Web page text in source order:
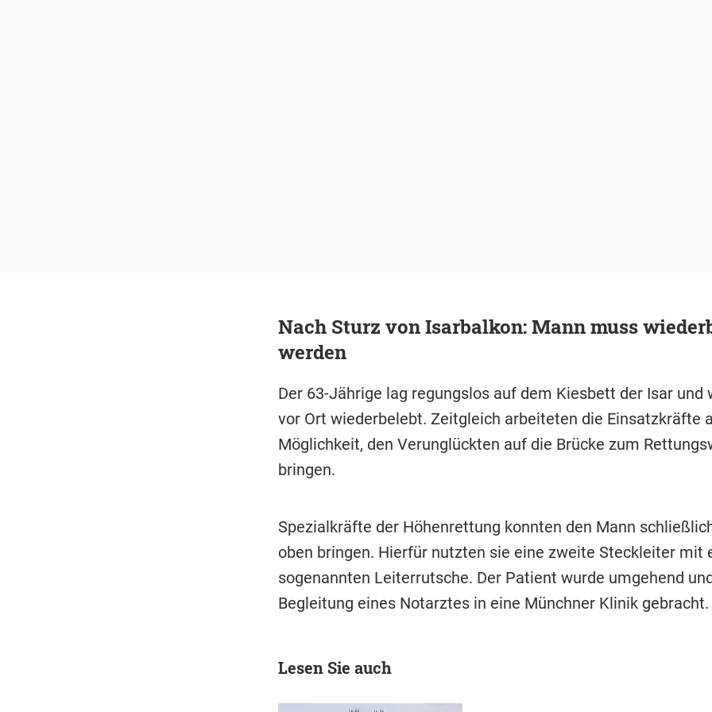
Nach Sturz von Isarbalkon: Mann muss
werden
Der 63-Jährige lag regungslos auf dem Kiesbett der Isar und
vor Ort wiederbelebt. Zeitgleich arbeiteten die Einsatzkräfte
Möglichkeit, den Verunglückten auf die Brücke zum
bringen.
Spezialkräfte der Höhenrettung konnten den Mann
oben bringen. Hierfür nutzten sie eine zweite Steckleiter mit
sogenannten Leiterrutsche. Der Patient wurde umgehend
Begleitung eines Notarztes in eine Münchner Klinik gebracht.
Lesen Sie auch